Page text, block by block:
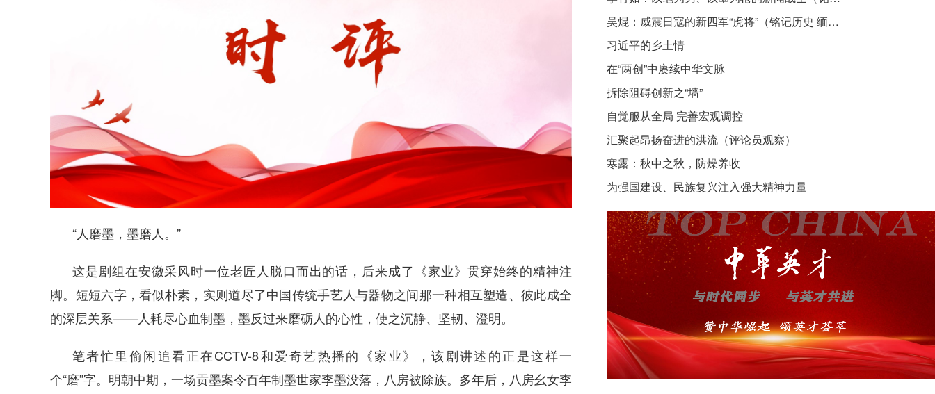
“人磨墨，墨磨人。”
这是剧组在安徽采风时一位老匠人脱口而出的话，后来成了《家业》贯穿始终的精神注
脚。短短六字，看似朴素，实则道尽了中国传统手艺人与器物之间那一种相互塑造、彼此成全
的深层关系——人耗尽心血制墨，墨反过来磨砺人的心性，使之沉静、坚韧、澄明。
笔者忙里偷闲追看正在CCTV-8和爱奇艺热播的《家业》，该剧讲述的正是这样一
个“磨”字。明朝中期，一场贡墨案令百年制墨世家李墨没落，八房被除族。多年后，八房幺女李
吴焜：威震日寇的新四军“虎将”（铭记历史 缅怀先烈·抗日英雄）
习近平的乡土情
在“两创”中赓续中华文脉
拆除阻碍创新之“墙”
自觉服从全局 完善宏观调控
汇聚起昂扬奋进的洪流（评论员观察）
寒露：秋中之秋，防燥养收
为强国建设、民族复兴注入强大精神力量